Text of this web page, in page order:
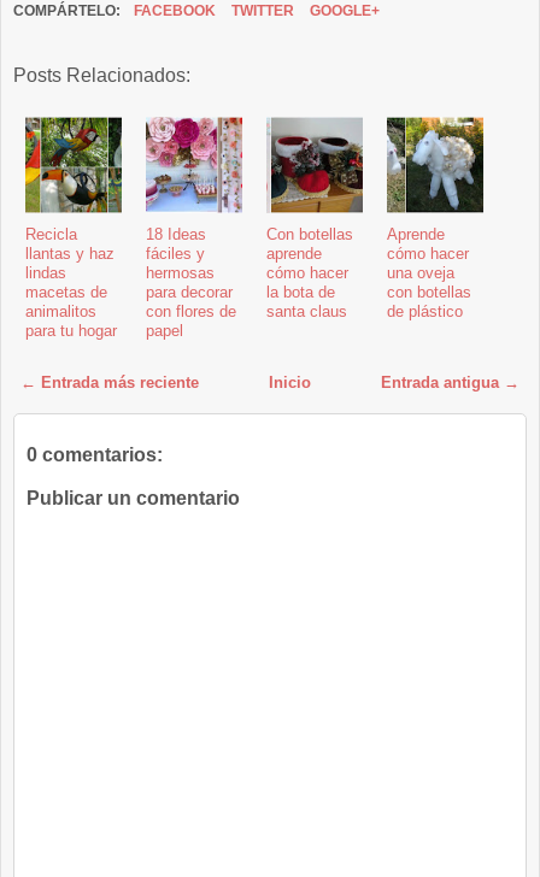
COMPÁRTELO: FACEBOOK TWITTER GOOGLE+
Posts Relacionados:
Recicla
llantas y haz
lindas
macetas de
animalitos
para tu hogar
18 Ideas
fáciles y
hermosas
para decorar
con flores de
papel
Con botellas
aprende
cómo hacer
la bota de
santa claus
Aprende
cómo hacer
una oveja
con botellas
de plástico
← Entrada más reciente Entrada antigua →
Inicio
0 comentarios:
Publicar un comentario